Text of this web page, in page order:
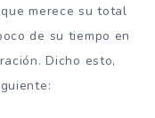
merece su total
de su tiempo en
Dicho esto,